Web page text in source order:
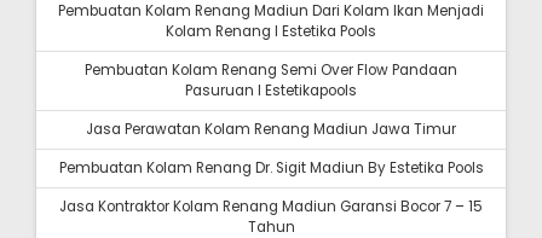
Pembuatan Kolam Renang Madiun Dari Kolam Ikan Menjadi
Kolam Renang I Estetika Pools
Pembuatan Kolam Renang Semi Over Flow Pandaan
Pasuruan I Estetikapools
Jasa Perawatan Kolam Renang Madiun Jawa Timur
Pembuatan Kolam Renang Dr. Sigit Madiun By Estetika Pools
Jasa Kontraktor Kolam Renang Madiun Garansi Bocor 7 – 15
Tahun